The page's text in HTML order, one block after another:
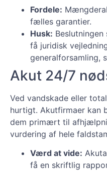
Fordele:
fælles garantier.
Husk:
få juridisk
generalforsamling,
Akut 24/7
Ved vandskade eller
hurtigt. Akutfirmaer kan
dem primært til
vurdering af hele
Værd at vide:
få en skriftlig